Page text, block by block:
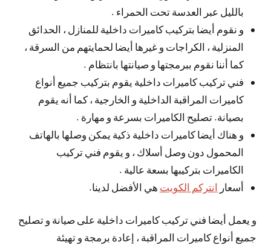
بالليل عبر العدسة تحت الحمراء .
و نقوم أيضا بتركيب كاميرات داخلية للمنازل ، الحدائق
المنزلية ، الكراجات و غيرها أيضا لحمايتهم من السرقة ،
كما أننا نقوم ببرمجتها و صيانتها بانتظام .
فني تركيب كاميرات داخلية يقوم بتركيب جميع أنواع
كاميرات المراقبة الداخلية و الخارجية ، كما أنه يقوم
بصيانة. تصليح الكاميرات بسرعة و مهارة .
و هناك أيضا كاميرات داخلية ذكية يمكن وصلها بالهاتف
المحمول دون وصل أسلاك ، و يقوم فني تركيب
الكاميرات بتركيبها بسعة عالية .
أسعار انتركم الكويت هي الأفضل لدينا.
و يعمل أيضا فني تركيب كاميرات داخلية على صيانة و تصليح
جميع أنواع كاميرات المراقبة ، إعادة برمجة و تهيئة